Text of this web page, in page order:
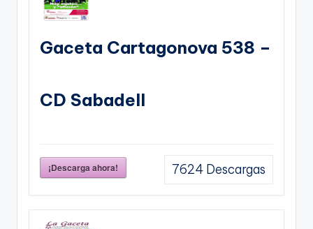
Gaceta Cartagonova 538 –
CD Sabadell
¡Descarga ahora! 7624 Descargas